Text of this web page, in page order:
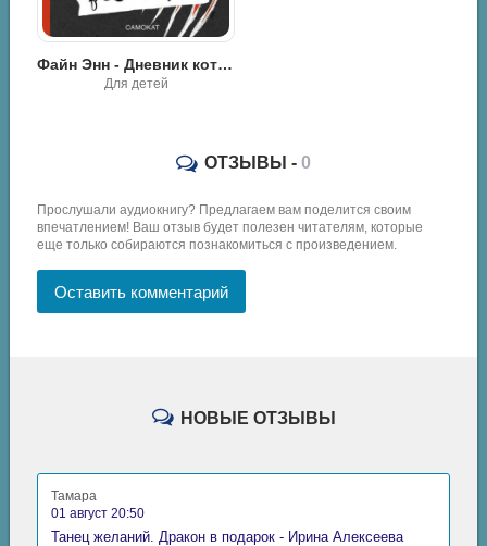
Файн Энн - Дневник кота-убийцы. Все истории
Для детей
ОТЗЫВЫ - 0
Прослушали аудиокнигу? Предлагаем вам поделится своим
впечатлением! Ваш отзыв будет полезен читателям, которые
еще только собираются познакомиться с произведением.
Оставить комментарий
НОВЫЕ ОТЗЫВЫ
Тамара
01 август 20:50
Танец желаний. Дракон в подарок - Ирина Алексеева